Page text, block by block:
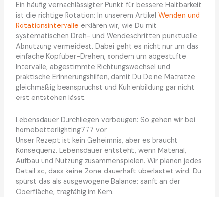
Ein häufig vernachlässigter Punkt für bessere Haltbarkeit
ist die richtige Rotation: In unserem Artikel Wenden und
Rotationsintervalle erklären wir, wie Du mit
systematischen Dreh- und Wendeschritten punktuelle
Abnutzung vermeidest. Dabei geht es nicht nur um das
einfache Kopfüber-Drehen, sondern um abgestufte
Intervalle, abgestimmte Richtungswechsel und
praktische Erinnerungshilfen, damit Du Deine Matratze
gleichmäßig beanspruchst und Kuhlenbildung gar nicht
erst entstehen lässt.
Lebensdauer Durchliegen vorbeugen: So gehen wir bei
homebetterlighting777 vor
Unser Rezept ist kein Geheimnis, aber es braucht
Konsequenz. Lebensdauer entsteht, wenn Material,
Aufbau und Nutzung zusammenspielen. Wir planen jedes
Detail so, dass keine Zone dauerhaft überlastet wird. Du
spürst das als ausgewogene Balance: sanft an der
Oberfläche, tragfähig im Kern.